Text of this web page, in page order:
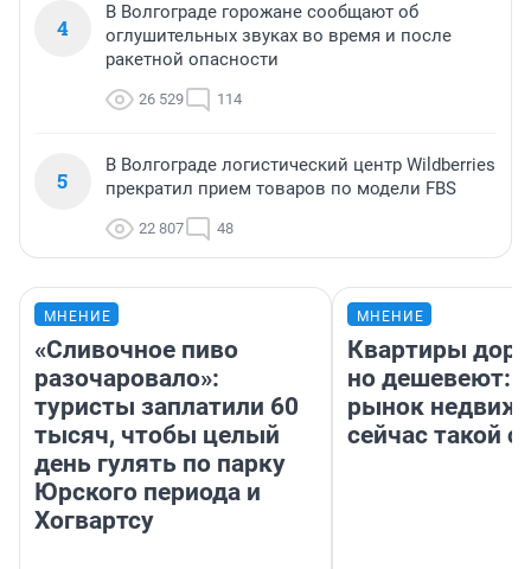
4
В Волгограде горожане сообщают об
оглушительных звуках во время и после
ракетной опасности
26 529 114
5
В Волгограде логистический центр Wildberries
прекратил прием товаров по модели FBS
22 807 48
МНЕНИЕ
«Сливочное пиво
разочаровало»:
туристы заплатили 60
тысяч, чтобы целый
день гулять по парку
Юрского периода и
Хогвартсу
МНЕНИЕ
Квартиры
но дешевеют:
рынок
сейчас такой